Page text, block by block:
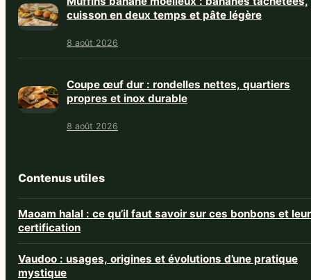
cuisson en deux temps et pâte légère
8 août 2026
Coupe œuf dur : rondelles nettes, quartiers
propres et inox durable
8 août 2026
Contenus utiles
Maoam halal : ce qu’il faut savoir sur ces bonbons et leur
certification
Vaudoo : usages, origines et évolutions d’une pratique
mystique